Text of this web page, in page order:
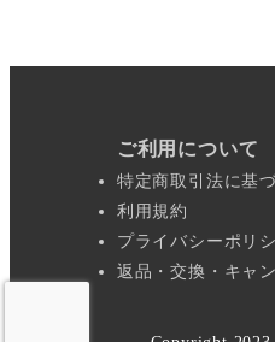
ご利用について
特定商取引法に基
利用規約
プライバシーポリ
返品・交換・キャ